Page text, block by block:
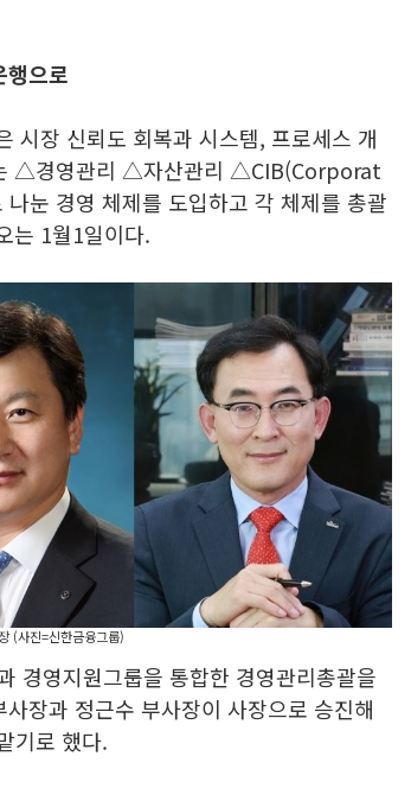
행으로
시장 신뢰도 회복과 시스템, 프로세스 개
△경영관리 △자산관리 △CIB(Corporat
눈 경영 체제를 도입하고 각 체제를 총괄
는 1월1일이다.
(사진=신한금융그룹)
경영지원그룹을 통합한 경영관리총괄을
장과 정근수 부사장이 사장으로 승진해
기로 했다.